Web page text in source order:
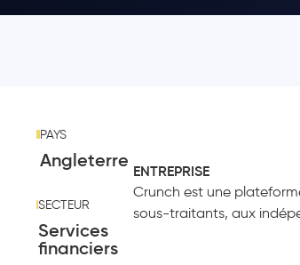
PAYS
Angleterre
SECTEUR
Services
financiers
ENTREPRISE
Crunch est une
sous-traitants, aux